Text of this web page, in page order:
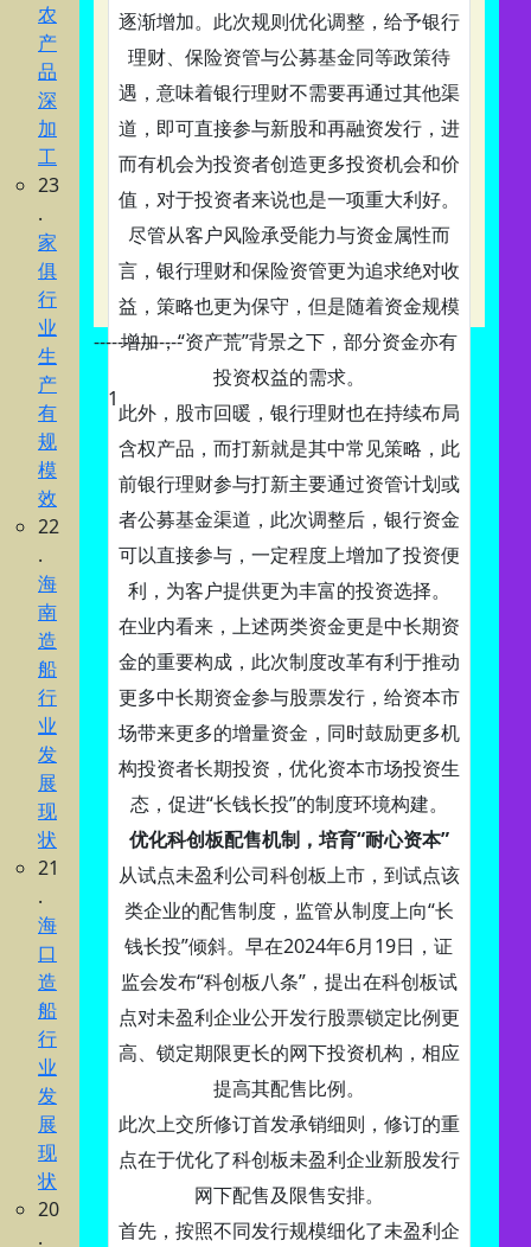
农
产
品
深
加
工
23
.
家
俱
行
业
生
产
有
规
模
效
22
.
海
南
造
船
行
业
发
展
现
状
21
.
海
口
造
船
行
业
发
展
现
状
20
.
逐渐增加。此次规则优化调整，给予银行
理财、保险资管与公募基金同等政策待
遇，意味着银行理财不需要再通过其他渠
道，即可直接参与新股和再融资发行，进
而有机会为投资者创造更多投资机会和价
值，对于投资者来说也是一项重大利好。
尽管从客户风险承受能力与资金属性而
言，银行理财和保险资管更为追求绝对收
益，策略也更为保守，但是随着资金规模
增加，“资产荒”背景之下，部分资金亦有
投资权益的需求。
此外，股市回暖，银行理财也在持续布局
含权产品，而打新就是其中常见策略，此
前银行理财参与打新主要通过资管计划或
者公募基金渠道，此次调整后，银行资金
可以直接参与，一定程度上增加了投资便
利，为客户提供更为丰富的投资选择。
在业内看来，上述两类资金更是中长期资
金的重要构成，此次制度改革有利于推动
更多中长期资金参与股票发行，给资本市
场带来更多的增量资金，同时鼓励更多机
构投资者长期投资，优化资本市场投资生
态，促进“长钱长投”的制度环境构建。
优化科创板配售机制，培育“耐心资本”
从试点未盈利公司科创板上市，到试点该
类企业的配售制度，监管从制度上向“长
钱长投”倾斜。早在2024年6月19日，证
监会发布“科创板八条”，提出在科创板试
点对未盈利企业公开发行股票锁定比例更
高、锁定期限更长的网下投资机构，相应
提高其配售比例。
此次上交所修订首发承销细则，修订的重
点在于优化了科创板未盈利企业新股发行
网下配售及限售安排。
首先，按照不同发行规模细化了未盈利企
---------------
1